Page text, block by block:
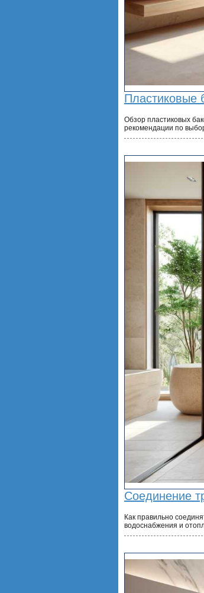
Пластиковые
Обзор пластиковых
рекомендации по
Соединение
Как правильно
водоснабжения и